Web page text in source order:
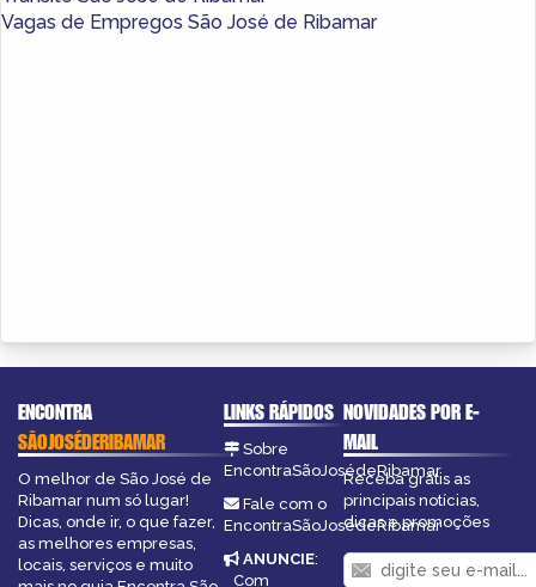
Vagas de Empregos São José de Ribamar
ENCONTRA
SÃOJOSÉDERIBAMAR
O melhor de São José de
Ribamar num só lugar!
Dicas, onde ir, o que fazer,
as melhores empresas,
locais, serviços e muito
LINKS RÁPIDOS
Sobre
EncontraSãoJosédeRibamar
Fale com o
EncontraSãoJosédeRibamar
ANUNCIE:
Com
NOVIDADES POR E-
MAIL
Receba grátis as
principais notícias,
dicas e promoções